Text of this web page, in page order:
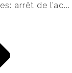
arrêt de l’ac...